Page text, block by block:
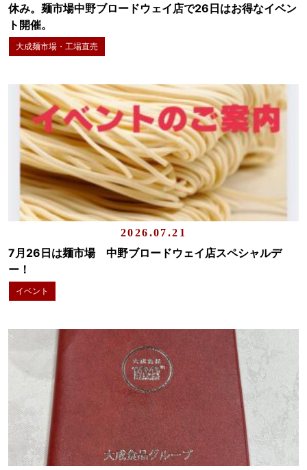
休み。麺市場中野ブロードウェイ店で26日はお得なイベン
ト開催。
大成麺市場・工場直売
2026.07.21
7月26日は麺市場 中野ブロードウェイ店スペシャルデ
ー！
イベント